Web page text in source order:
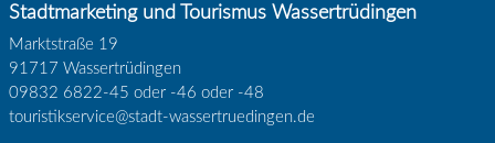
Stadtmarketing und Tourismus Wassertrüdingen
Marktstraße 19
91717 Wassertrüdingen
09832 6822-45 oder -46 oder -48
touristikservice@stadt-wassertruedingen.de